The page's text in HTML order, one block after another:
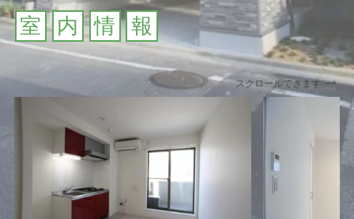
室 内 情 報
スクロールできます